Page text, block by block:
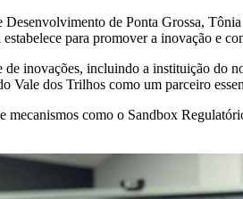
de Ponta Grossa,
para promover a inovação e
inovações, incluindo a instituição do
Vale dos Trilhos como um parceiro
mecanismos como o Sandbox